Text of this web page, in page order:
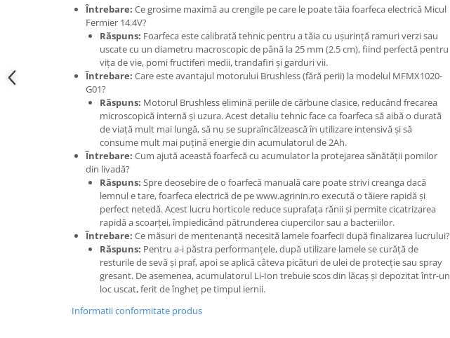
Candele / Rezerve / Lumanari
Carabine/ carlige
Diverse casa si gradina
Diverse depozitare
Echipament protectie gradina
Furtun / banda / tub
Motofierastrau / Drujba
Pila motofierastrau / drujba
Plasa de umbrire
Pompa de apa curata/murdara
Pompa de stropit
Întrebare: Ce grosime maximă au crengile pe care le poate tăia foarfeca electrică Micul
Fermier 14.4V?
Răspuns: Foarfeca este calibrată tehnic pentru a tăia cu ușurință ramuri verzi sau
uscate cu un diametru macroscopic de până la 25 mm (2.5 cm), fiind perfectă pentru
vița de vie, pomi fructiferi medii, trandafiri și garduri vii.
Întrebare: Care este avantajul motorului Brushless (fără perii) la modelul MFMX1020-
G01?
Răspuns: Motorul Brushless elimină periile de cărbune clasice, reducând frecarea
microscopică internă și uzura. Acest detaliu tehnic face ca foarfeca să aibă o durată
de viață mult mai lungă, să nu se supraîncălzească în utilizare intensivă și să
consume mult mai puțină energie din acumulatorul de 2Ah.
Întrebare: Cum ajută această foarfecă cu acumulator la protejarea sănătății pomilor
din livadă?
Răspuns: Spre deosebire de o foarfecă manuală care poate strivi creanga dacă
lemnul e tare, foarfeca electrică de pe www.agrinin.ro execută o tăiere rapidă și
perfect netedă. Acest lucru horticole reduce suprafața rănii și permite cicatrizarea
rapidă a scoarței, împiedicând pătrunderea ciupercilor sau a bacteriilor.
Întrebare: Ce măsuri de mentenanță necesită lamele foarfecii după finalizarea lucrului?
Răspuns: Pentru a-i păstra performanțele, după utilizare lamele se curăță de
resturile de sevă și praf, apoi se aplică câteva picături de ulei de protecție sau spray
gresant. De asemenea, acumulatorul Li-Ion trebuie scos din lăcaș și depozitat într-un
loc uscat, ferit de îngheț pe timpul iernii.
Informatii conformitate produs